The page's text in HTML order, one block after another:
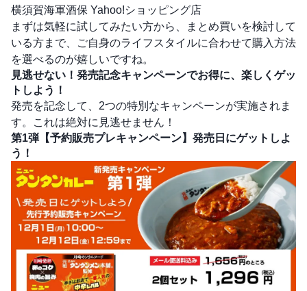
横須賀海軍酒保 Yahoo!ショッピング店
まずは気軽に試してみたい方から、まとめ買いを検討して
いる方まで、ご自身のライフスタイルに合わせて購入方法
を選べるのが嬉しいですね。
見逃せない！発売記念キャンペーンでお得に、楽しくゲッ
トしよう！
発売を記念して、2つの特別なキャンペーンが実施されま
す。これは絶対に見逃せません！
第1弾【予約販売プレキャンペーン】発売日にゲットしよ
う！